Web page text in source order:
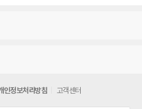
인정보처리방침 고객센터